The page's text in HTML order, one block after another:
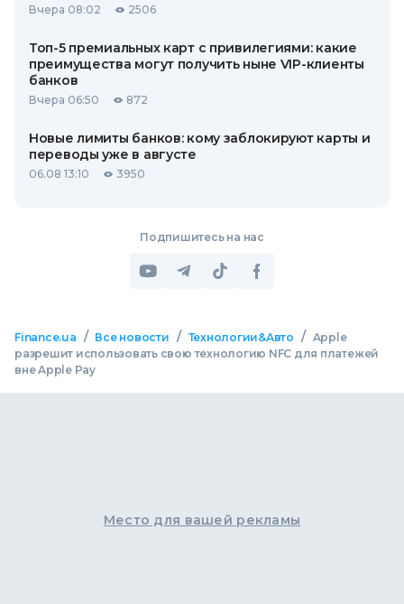
Вчера 08:02 2506
Топ-5 премиальных карт с привилегиями: какие
преимущества могут получить ныне VIP-клиенты
банков
Вчера 06:50 872
Новые лимиты банков: кому заблокируют карты и
переводы уже в августе
06.08 13:10 3950
Подпишитесь на нас
Finance.ua / Все новости / Технологии&Авто / Apple
разрешит использовать свою технологию NFC для платежей
вне Apple Pay
Место для вашей рекламы